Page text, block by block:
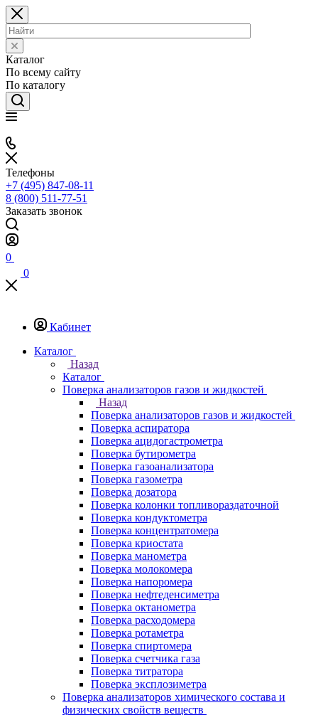
Каталог
По всему сайту
По каталогу
Телефоны
+7 (495) 847-08-11
8 (800) 511-77-51
Заказать звонок
0
0
Кабинет
Каталог
Назад
Каталог
Поверка анализаторов газов и жидкостей
Назад
Поверка анализаторов газов и жидкостей
Поверка аспиратора
Поверка ацидогастрометра
Поверка бутирометра
Поверка газоанализатора
Поверка газометра
Поверка дозатора
Поверка колонки топливораздаточной
Поверка кондуктометра
Поверка концентратомера
Поверка криостата
Поверка манометра
Поверка молокомера
Поверка напоромера
Поверка нефтеденсиметра
Поверка октанометра
Поверка расходомера
Поверка ротаметра
Поверка спиртомера
Поверка счетчика газа
Поверка титратора
Поверка эксплозиметра
Поверка анализаторов химического состава и
физических свойств веществ